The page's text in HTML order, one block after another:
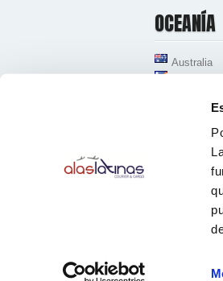
OCEANÍA
Australia
Oficinas
Avenida de la
28823
91
Horario